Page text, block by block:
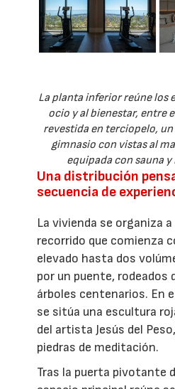
La planta inferior reúne los
ocio y al bienestar, entre
revestida en terciopelo,
gimnasio con vistas al
equipada con sauna
Una distribución
secuencia de
La vivienda se organiza
recorrido que comienza
elevado hasta dos
por un puente, rodeados
árboles centenarios. En
se sitúa una escultura
del artista Jesús del
piedras de meditación.
Tras la puerta pivotante